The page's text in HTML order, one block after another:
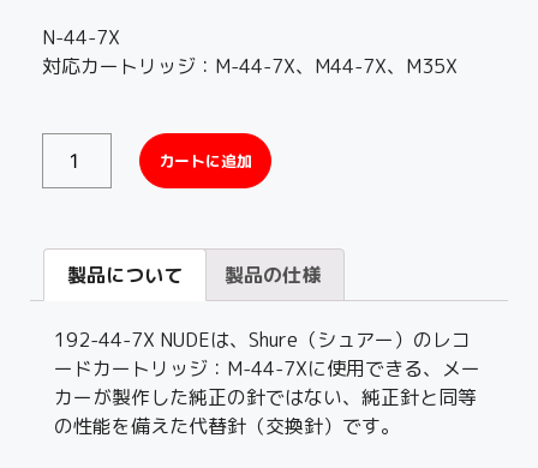
N-44-7X
対応カートリッジ：M-44-7X、M44-7X、M35X
カートに追加
製品について 製品の仕様
192-44-7X NUDEは、Shure（シュアー）のレコ
ードカートリッジ：M-44-7Xに使用できる、メー
カーが製作した純正の針ではない、純正針と同等
の性能を備えた代替針（交換針）です。